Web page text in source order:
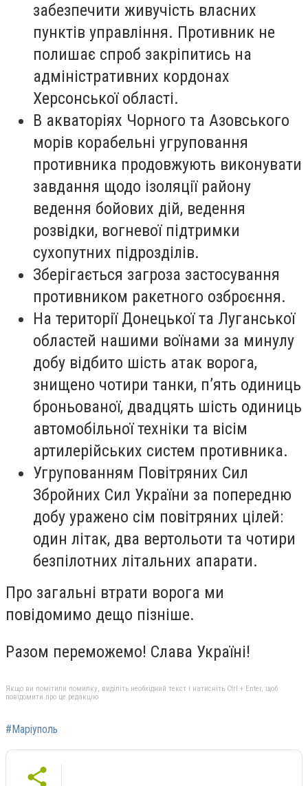
забезпечити живучість власних
пунктів управління. Противник не
полишає спроб закріпитись на
адміністративних кордонах
Херсонської області.
В акваторіях Чорного та Азовського
морів корабельні угруповання
противника продовжують виконувати
завдання щодо ізоляції району
ведення бойових дій, ведення
розвідки, вогневої підтримки
сухопутних підрозділів.
Зберігається загроза застосування
противником ракетного озброєння.
На території Донецької та Луганської
областей нашими воїнами за минулу
добу відбито шість атак ворога,
знищено чотири танки, п’ять одиниць
броньованої, двадцять шість одиниць
автомобільної техніки та вісім
артилерійських систем противника.
Угрупованням Повітряних Сил
Збройних Сил України за попередню
добу уражено сім повітряних цілей:
один літак, два вертольоти та чотири
безпілотних літальних апарати.
Про загальні втрати ворога ми
повідомимо дещо пізніше.
Разом переможемо! Слава Україні!
Якщо ви помітили помилку, виділіть необхідний текст і натисніть Ctrl + Enter, щоб
повідомити про це редакцію
#Маріуполь